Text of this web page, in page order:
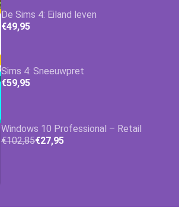
De Sims 4: Eiland leven
€49,95
Sims 4: Sneeuwpret
€59,95
Windows 10 Professional – Retail
€102,85€27,95